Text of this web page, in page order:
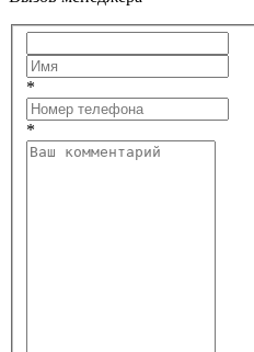
*
*